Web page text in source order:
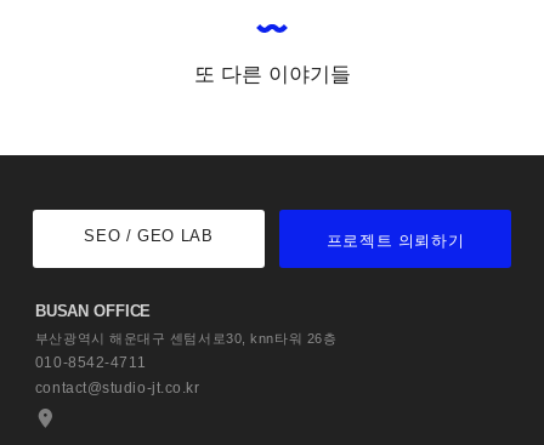
또 다른 이야기들
SEO / GEO LAB 프로젝트 의뢰하기
BUSAN OFFICE
부산광역시 해운대구 센텀서로30,knn타워 26층
010-8542-4711
contact@studio-jt.co.kr